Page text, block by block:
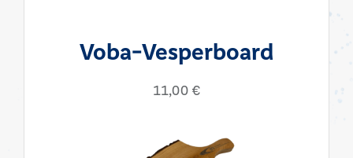
Voba-Vesperboard
11,00 €